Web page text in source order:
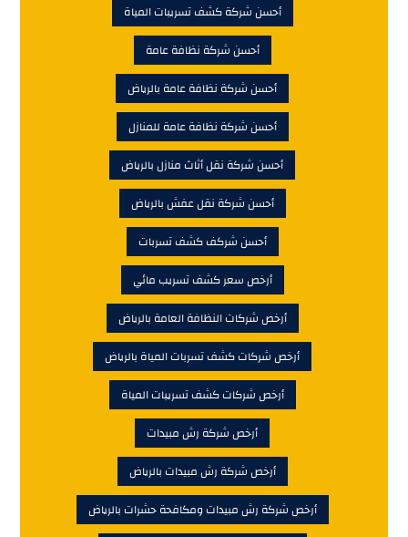
أحسن شركة كشف تسريبات المياة
أحسن شركة نظافة عامة
أحسن شركة نظافة عامة بالرياض
أحسن شركة نظافة عامة للمنازل
أحسن شركة نقل أثاث منازل بالرياض
أحسن شركة نقل عفش بالرياض
أحسن شركف كشف تسربات
أرخص سعر كشف تسريب مائي
أرخص شركات النظافة العامة بالرياض
أرخص شركات كشف تسربات المياة بالرياض
أرخص شركات كشف تسريبات المياة
أرخص شركة رش مبيدات
أرخص شركة رش مبيدات بالرياض
أرخص شركة رش مبيدات ومكافحة حشرات بالرياض